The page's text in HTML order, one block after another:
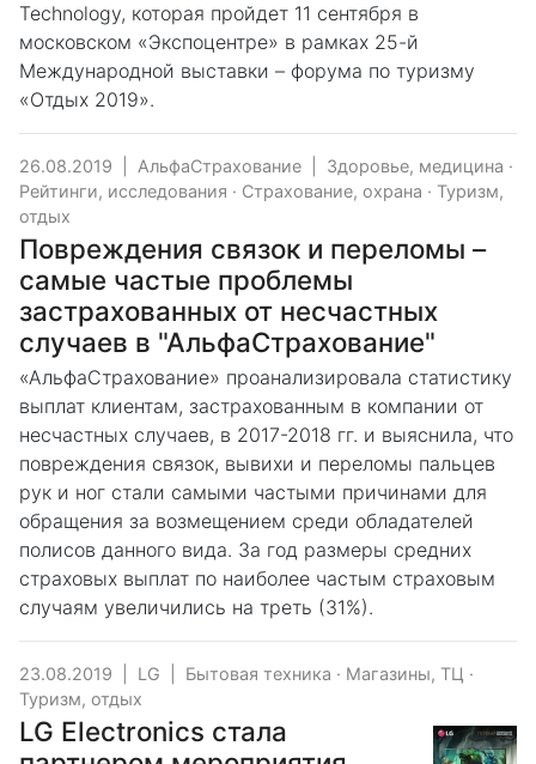
Technology, которая пройдет 11 сентября в
московском «Экспоцентре» в рамках 25-й
Международной выставки – форума по туризму
«Отдых 2019».
26.08.2019 АльфаСтрахование Здоровье, медицина ·
Рейтинги, исследования · Страхование, охрана · Туризм,
отдых
Повреждения связок и переломы –
самые частые проблемы
застрахованных от несчастных
случаев в "АльфаСтрахование"
«АльфаСтрахование» проанализировала статистику
выплат клиентам, застрахованным в компании от
несчастных случаев, в 2017-2018 гг. и выяснила, что
повреждения связок, вывихи и переломы пальцев
рук и ног стали самыми частыми причинами для
обращения за возмещением среди обладателей
полисов данного вида. За год размеры средних
страховых выплат по наиболее частым страховым
случаям увеличились на треть (31%).
23.08.2019 LG Бытовая техника · Магазины, ТЦ ·
Туризм, отдых
LG Electronics стала